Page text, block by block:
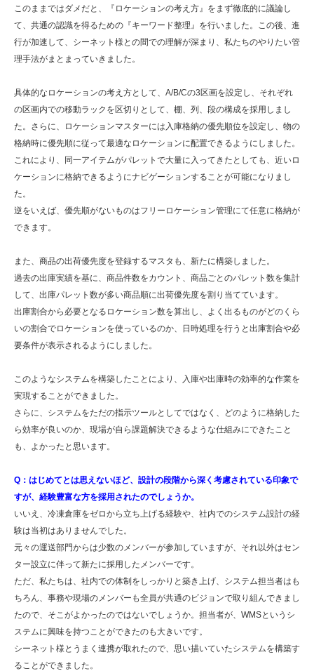
このままではダメだと、『ロケーションの考え方』をまず徹底的に議論し
て、共通の認識を得るための『キーワード整理』を行いました。この後、進
行が加速して、シーネット様との間での理解が深まり、私たちのやりたい管
理手法がまとまっていきました。
具体的なロケーションの考え方として、A/B/Cの3区画を設定し、それぞれ
の区画内での移動ラックを区切りとして、棚、列、段の構成を採用しまし
た。さらに、ロケーションマスターには入庫格納の優先順位を設定し、物の
格納時に優先順に従って最適なロケーションに配置できるようにしました。
これにより、同一アイテムがパレットで大量に入ってきたとしても、近いロ
ケーションに格納できるようにナビゲーションすることが可能になりまし
た。
逆をいえば、優先順がないものはフリーロケーション管理にて任意に格納が
できます。
また、商品の出荷優先度を登録するマスタも、新たに構築しました。
過去の出庫実績を基に、商品件数をカウント、商品ごとのパレット数を集計
して、出庫パレット数が多い商品順に出荷優先度を割り当てています。
出庫割合から必要となるロケーション数を算出し、よく出るものがどのくら
いの割合でロケーションを使っているのか、日時処理を行うと出庫割合や必
要条件が表示されるようにしました。
このようなシステムを構築したことにより、入庫や出庫時の効率的な作業を
実現することができました。
さらに、システムをただの指示ツールとしてではなく、どのように格納した
ら効率が良いのか、現場が自ら課題解決できるような仕組みにできたこと
も、よかったと思います。
Q：はじめてとは思えないほど、設計の段階から深く考慮されている印象で
すが、経験豊富な方を採用されたのでしょうか。
いいえ、冷凍倉庫をゼロから立ち上げる経験や、社内でのシステム設計の経
験は当初はありませんでした。
元々の運送部門からは少数のメンバーが参加していますが、それ以外はセン
ター設立に伴って新たに採用したメンバーです。
ただ、私たちは、社内での体制をしっかりと築き上げ、システム担当者はも
ちろん、事務や現場のメンバーも全員が共通のビジョンで取り組んできまし
たので、そこがよかったのではないでしょうか。担当者が、WMSというシ
ステムに興味を持つことができたのも大きいです。
シーネット様とうまく連携が取れたので、思い描いていたシステムを構築す
ることができました。